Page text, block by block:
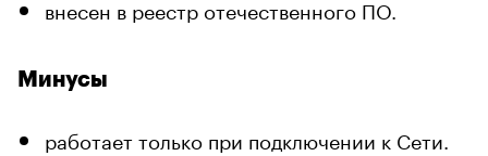
внесен в реестр отечественного ПО.
Минусы
работает только при подключении к Сети.